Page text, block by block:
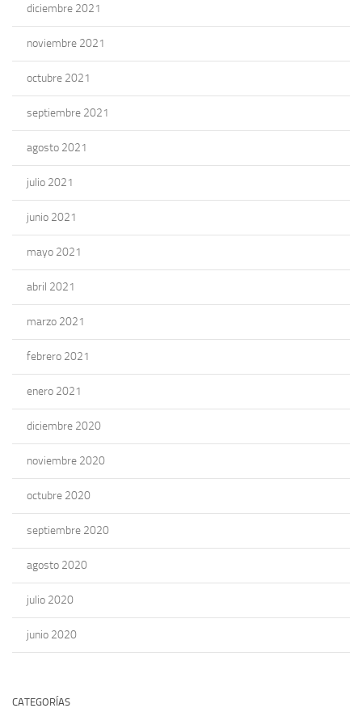
diciembre 2021
noviembre 2021
octubre 2021
septiembre 2021
agosto 2021
julio 2021
junio 2021
mayo 2021
abril 2021
marzo 2021
febrero 2021
enero 2021
diciembre 2020
noviembre 2020
octubre 2020
septiembre 2020
agosto 2020
julio 2020
junio 2020
CATEGORÍAS